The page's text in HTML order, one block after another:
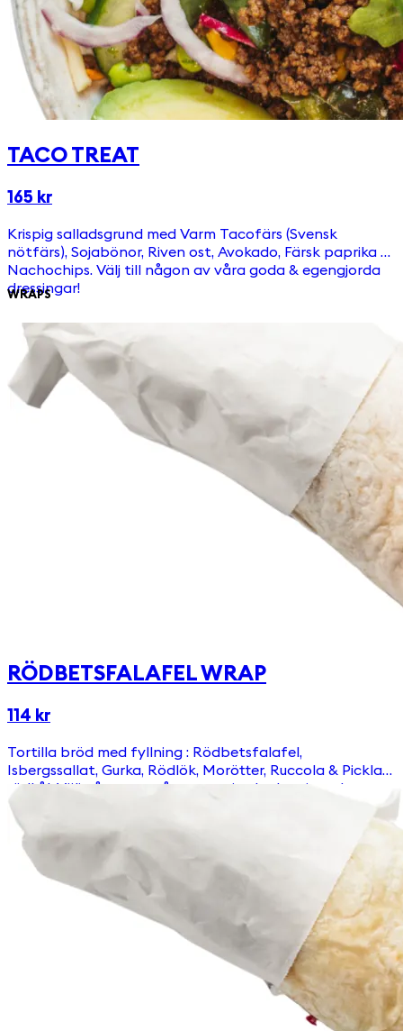
TACO TREAT
165 kr
Krispig salladsgrund med Varm Tacofärs (Svensk
nötfärs), Sojabönor, Riven ost, Avokado, Färsk paprika &
Nachochips. Välj till någon av våra goda & egengjorda
dressingar!
WRAPS
RÖDBETSFALAFEL WRAP
114 kr
Tortilla bröd med fyllning : Rödbetsfalafel,
Isbergssallat, Gurka, Rödlök, Morötter, Ruccola & Picklad
rödkål. Välj någon av våra egengjorda dressingar!
Innehåller gluten.